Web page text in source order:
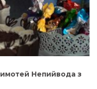
Непийвода з